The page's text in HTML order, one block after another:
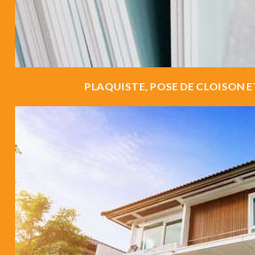
PLAQUISTE, POSE DE CLOISON